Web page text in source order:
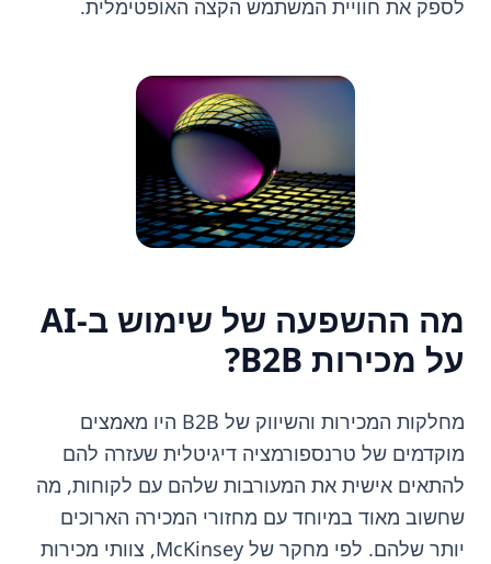
לספק את חוויית המשתמש הקצה האופטימלית.
מה ההשפעה של שימוש ב-AI
על מכירות B2B?
מחלקות המכירות והשיווק של B2B היו מאמצים
מוקדמים של טרנספורמציה דיגיטלית שעזרה להם
להתאים אישית את המעורבות שלהם עם לקוחות, מה
שחשוב מאוד במיוחד עם מחזורי המכירה הארוכים
יותר שלהם. לפי מחקר של McKinsey, צוותי מכירות